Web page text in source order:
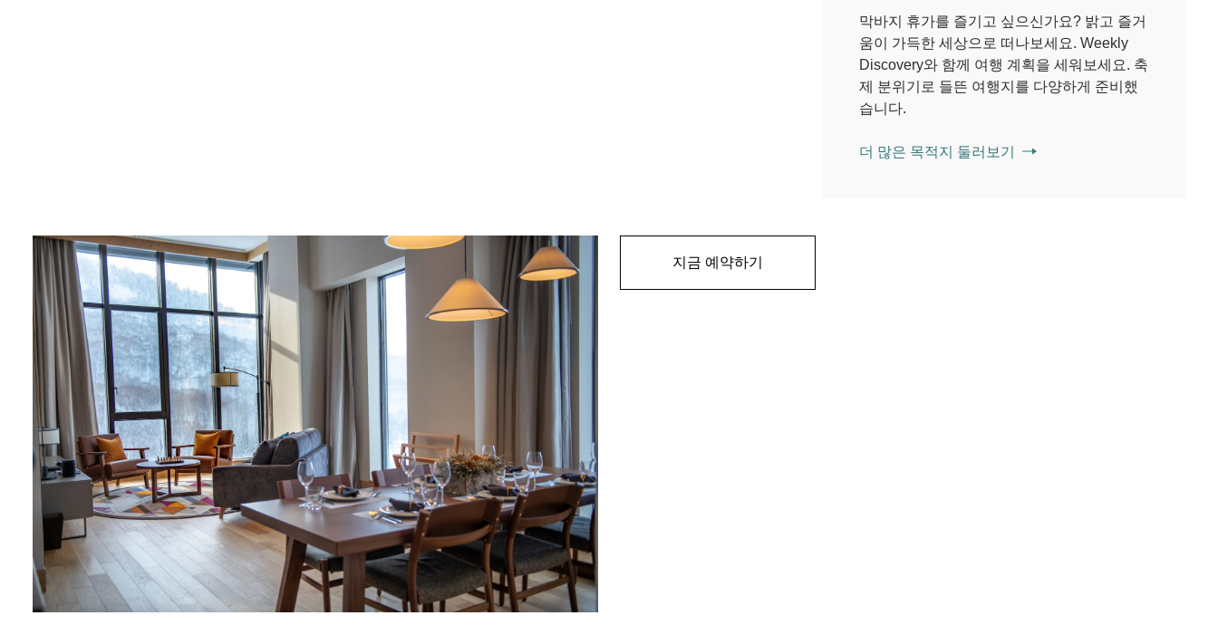
막바지 휴가를 즐기고 싶으신가요? 밝고 즐거
움이 가득한 세상으로 떠나보세요. Weekly
Discovery와 함께 여행 계획을 세워보세요. 축
제 분위기로 들뜬 여행지를 다양하게 준비했
습니다.
더 많은 목적지 둘러보기
지금 예약하기